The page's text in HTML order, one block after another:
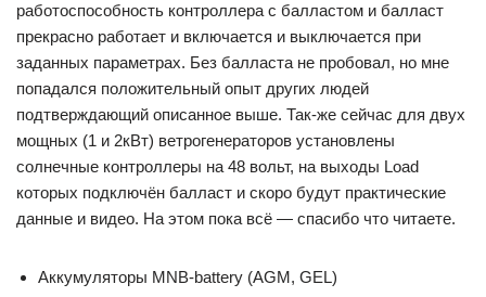
работоспособность контроллера с балластом и балласт
прекрасно работает и включается и выключается при
заданных параметрах. Без балласта не пробовал, но мне
попадался положительный опыт других людей
подтверждающий описанное выше. Так-же сейчас для двух
мощных (1 и 2кВт) ветрогенераторов установлены
солнечные контроллеры на 48 вольт, на выходы Load
которых подключён балласт и скоро будут практические
данные и видео. На этом пока всё — спасибо что читаете.
Аккумуляторы MNB-battery (AGM, GEL)